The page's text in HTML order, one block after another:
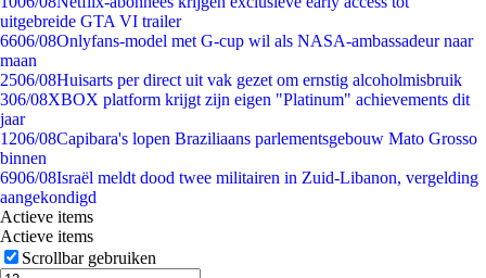
uitgebreide GTA VI trailer
6606/08Onlyfans-model met G-cup wil als NASA-ambassadeur naar
maan
2506/08Huisarts per direct uit vak gezet om ernstig alcoholmisbruik
306/08XBOX platform krijgt zijn eigen "Platinum" achievements dit
jaar
1206/08Capibara's lopen Braziliaans parlementsgebouw Mato Grosso
binnen
6906/08Israël meldt dood twee militairen in Zuid-Libanon, vergelding
aangekondigd
Actieve items
Actieve items
Scrollbar gebruiken